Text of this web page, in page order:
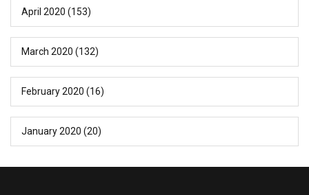
April 2020 (153)
March 2020 (132)
February 2020 (16)
January 2020 (20)